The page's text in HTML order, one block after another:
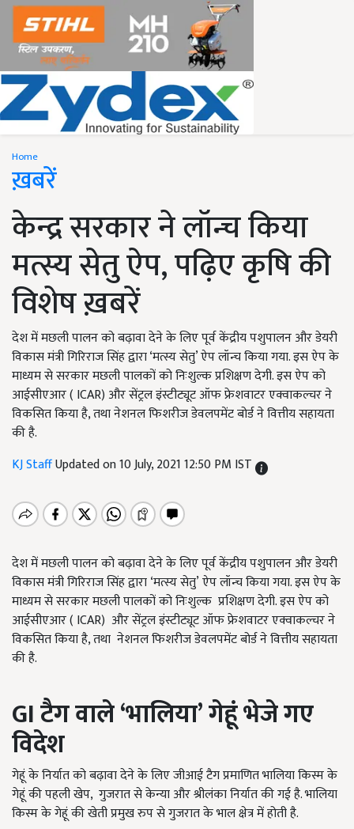
Home
ख़बरें
केन्द्र सरकार ने लॉन्च किया
मत्स्य सेतु ऐप, पढ़िए कृषि की
विशेष ख़बरें
देश में मछली पालन को बढ़ावा देने के लिए पूर्व केंद्रीय पशुपालन और डेयरी
विकास मंत्री गिरिराज सिंह द्वारा ‘मत्स्य सेतु’ ऐप लॉन्च किया गया. इस ऐप के
माध्यम से सरकार मछली पालकों को निःशुल्क प्रशिक्षण देगी. इस ऐप को
आईसीएआर ( ICAR) और सेंट्रल इंस्टीट्यूट ऑफ फ्रेशवाटर एक्वाकल्चर ने
विकसित किया है, तथा नेशनल फिशरीज डेवलपमेंट बोर्ड ने वित्तीय सहायता
की है.
KJ StaffUpdated on 10 July, 2021 12:50 PM IST
देश में मछली पालन को बढ़ावा देने के लिए पूर्व केंद्रीय पशुपालन और डेयरी
विकास मंत्री गिरिराज सिंह द्वारा ‘मत्स्य सेतु’ ऐप लॉन्च किया गया. इस ऐप के
माध्यम से सरकार मछली पालकों को निःशुल्क प्रशिक्षण देगी. इस ऐप को
आईसीएआर ( ICAR) और सेंट्रल इंस्टीट्यूट ऑफ फ्रेशवाटर एक्वाकल्चर ने
विकसित किया है, तथा नेशनल फिशरीज डेवलपमेंट बोर्ड ने वित्तीय सहायता
की है.
GIटैग वाले‘भालिया’गेहूं भेजे गए
विदेश
गेहूं के निर्यात को बढ़ावा देने के लिए जीआई टैग प्रमाणित भालिया किस्म के
गेहूं की पहली खेप, गुजरात से केन्या और श्रीलंका निर्यात की गई है. भालिया
किस्म के गेहूं की खेती प्रमुख रुप से गुजरात के भाल क्षेत्र में होती है.